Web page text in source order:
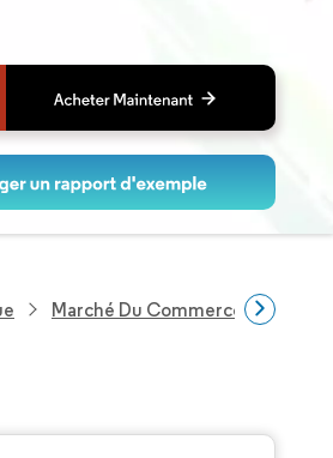
Marché Du Commerce